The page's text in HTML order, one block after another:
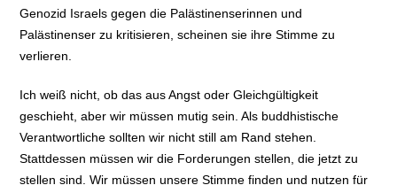
Genozid Israels gegen die Palästinenserinnen und
Palästinenser zu kritisieren, scheinen sie ihre Stimme zu
verlieren.
Ich weiß nicht, ob das aus Angst oder Gleichgültigkeit
geschieht, aber wir müssen mutig sein. Als buddhistische
Verantwortliche sollten wir nicht still am Rand stehen.
Stattdessen müssen wir die Forderungen stellen, die jetzt zu
stellen sind. Wir müssen unsere Stimme finden und nutzen für